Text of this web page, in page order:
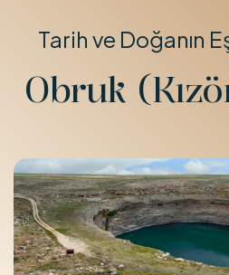
Tarih ve Doğanın
Obruk